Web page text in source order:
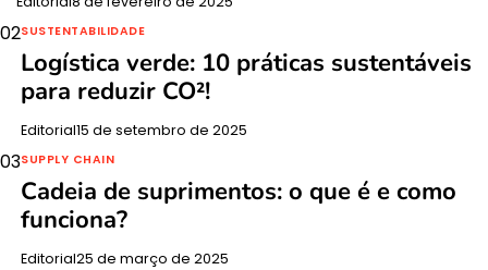
02SUSTENTABILIDADE
Logística verde: 10 práticas sustentáveis
para reduzir CO²!
Editorial15 de setembro de 2025
03SUPPLY CHAIN
Cadeia de suprimentos: o que é e como
funciona?
Editorial25 de março de 2025